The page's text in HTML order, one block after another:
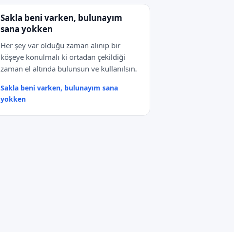
Sakla beni varken, bulunayım
sana yokken
Her şey var olduğu zaman alınıp bir
köşeye konulmalı ki ortadan çekildiği
zaman el altında bulunsun ve kullanılsın.
Sakla beni varken, bulunayım sana
yokken